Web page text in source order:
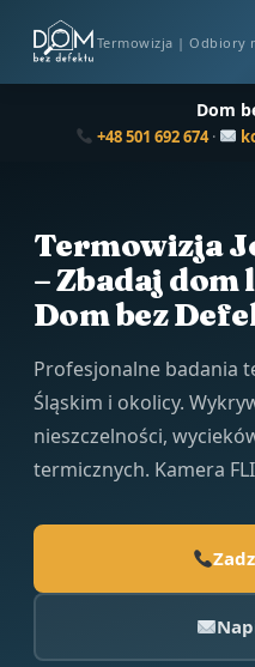
Termowizja | Odbiory
Dom
+48 501 692 674·
Termowizja
– Zbadaj dom
Dom bez
Profesjonalne badania
Śląskim i okolicy.
nieszczelności,
termicznych. Kamera